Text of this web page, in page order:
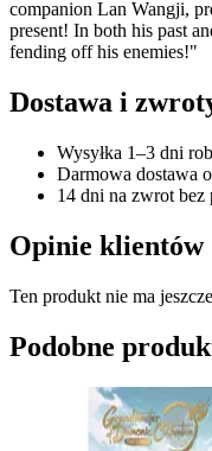
companion Lan Wangji,
present! In both his past
fending off his enemies!"
Dostawa i
Wysyłka 1–3 dni
Darmowa dostawa
14 dni na zwrot
Opinie klientów
Ten produkt nie ma
Podobne